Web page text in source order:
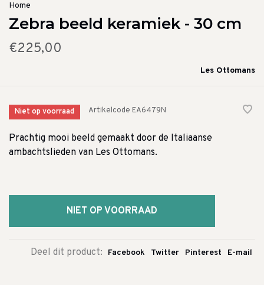
Home
Zebra beeld keramiek - 30 cm
€225,00
Les Ottomans
Niet op voorraad Artikelcode EA6479N
Prachtig mooi beeld gemaakt door de Italiaanse
ambachtslieden van Les Ottomans.
NIET OP VOORRAAD
Deel dit product: Facebook Twitter Pinterest E-mail